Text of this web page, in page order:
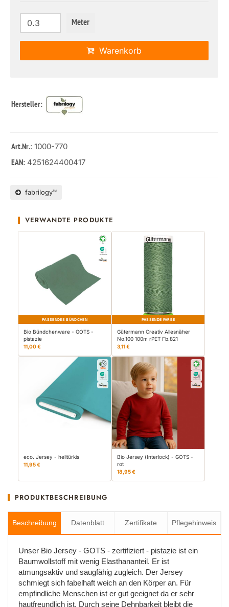
Meter
Warenkorb
Hersteller:
Art.Nr.: 1000-770
EAN: 4251624400417
fabrilogy™
VERWANDTE PRODUKTE
PASSENDES BÜNDCHEN
Bio Bündchenware - GOTS -
pistazie
11,00 €
PASSENDE FARBE
Gütermann Creativ Allesnäher
No.100 100m rPET Fb.821
3,11 €
eco. Jersey - helltürkis
11,95 €
Bio Jersey (Interlock) - GOTS -
rot
18,95 €
PRODUKTBESCHREIBUNG
Beschreibung Datenblatt Zertifikate Pflegehinweis
Unser Bio Jersey - GOTS - zertifiziert - pistazie ist ein
Baumwollstoff mit wenig Elasthananteil. Er ist
atmungsaktiv und saugfähig zugleich. Der Jersey
schmiegt sich fabelhaft weich an den Körper an. Für
empfindliche Menschen ist er gut geeignet da er sehr
hautfreundlich ist. Durch seine Dehnbarkeit bleibt die